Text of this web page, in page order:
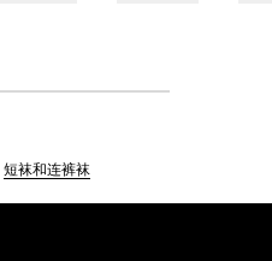
短袜和连裤袜